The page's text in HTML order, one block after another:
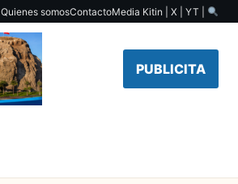
Quienes somosContactoMedia Kitin | X | YT |
PUBLICITA